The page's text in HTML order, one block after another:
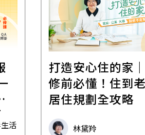
活
打造安心住的家
修前必懂！住到
居住規劃全攻略
林黛羚